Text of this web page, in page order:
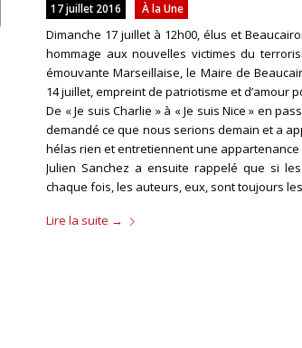
17 juillet 2016 À la Une
Dimanche 17 juillet à 12h00, élus et
hommage aux nouvelles victimes du
émouvante Marseillaise, le Maire de
14 juillet, empreint de patriotisme et d’amour
De « Je suis Charlie » à « Je suis Nice » en
demandé ce que nous serions demain et a
hélas rien et entretiennent une
Julien Sanchez a ensuite rappelé que si
chaque fois, les auteurs, eux, sont toujours
Lire la suite →